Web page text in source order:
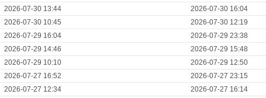
2026-07-30 13:44 2026-07-30 16:04
2026-07-30 10:45 2026-07-30 12:19
2026-07-29 16:04 2026-07-29 23:38
2026-07-29 14:46 2026-07-29 15:48
2026-07-29 10:10 2026-07-29 12:50
2026-07-27 16:52 2026-07-27 23:15
2026-07-27 12:34 2026-07-27 16:14